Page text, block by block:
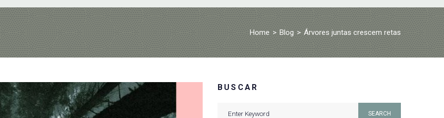
Home > Blog > Árvores juntas crescem retas
BUSCAR
SEARCH